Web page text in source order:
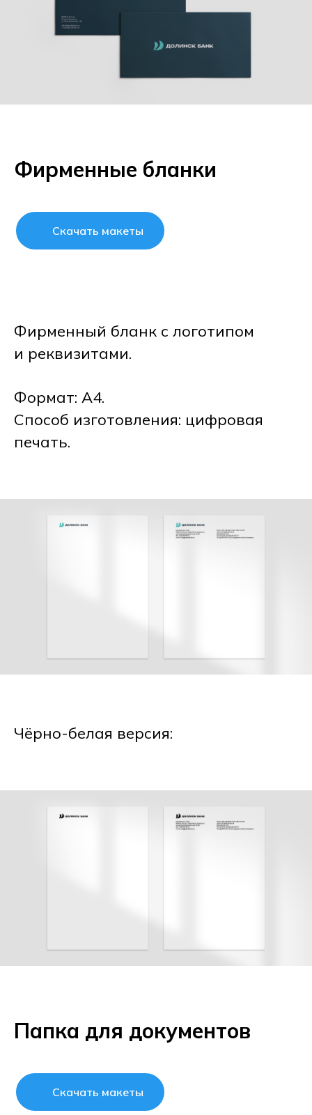
Фирменные бланки
Скачать макеты
Фирменный бланк с логотипом
и реквизитами.
Формат: А4.
Способ изготовления: цифровая
печать.
Чёрно-белая версия:
Папка для документов
Скачать макеты